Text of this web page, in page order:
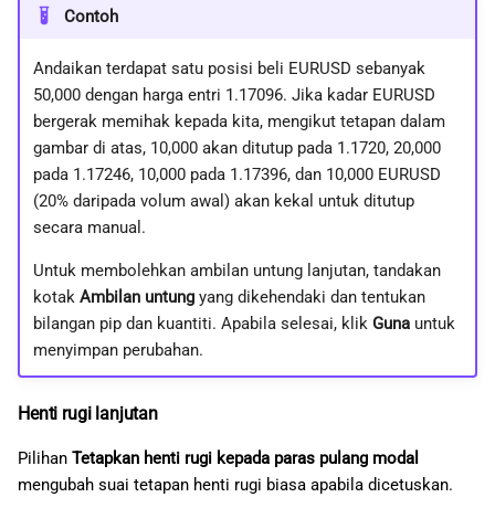
Contoh
Andaikan terdapat satu posisi beli EURUSD sebanyak
50,000 dengan harga entri 1.17096. Jika kadar EURUSD
bergerak memihak kepada kita, mengikut tetapan dalam
gambar di atas, 10,000 akan ditutup pada 1.1720, 20,000
pada 1.17246, 10,000 pada 1.17396, dan 10,000 EURUSD
(20% daripada volum awal) akan kekal untuk ditutup
secara manual.
Untuk membolehkan ambilan untung lanjutan, tandakan
kotak Ambilan untungyang dikehendaki dan tentukan
bilangan pip dan kuantiti. Apabila selesai, klik Gunauntuk
menyimpan perubahan.
Henti rugi lanjutan
Pilihan Tetapkan henti rugi kepada paras pulang modal
mengubah suai tetapan henti rugi biasa apabila dicetuskan.